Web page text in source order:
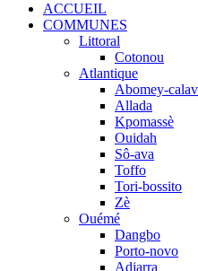
ACCUEIL
COMMUNES
Littoral
Cotonou
Atlantique
Abomey-
Allada
Kpomassè
Ouidah
Sô-ava
Toffo
Tori-bossito
Zè
Ouémé
Dangbo
Porto-novo
Adjarra